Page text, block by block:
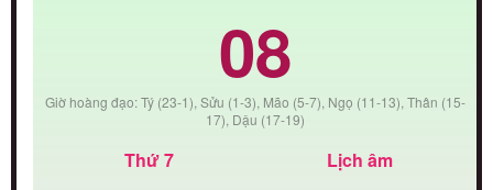
08
Giờ hoàng đạo: Tý (23-1), Sửu (1-3), Mão (5-7), Ngọ (11-13), Thân (15-
17), Dậu (17-19)
Thứ 7 Lịch âm